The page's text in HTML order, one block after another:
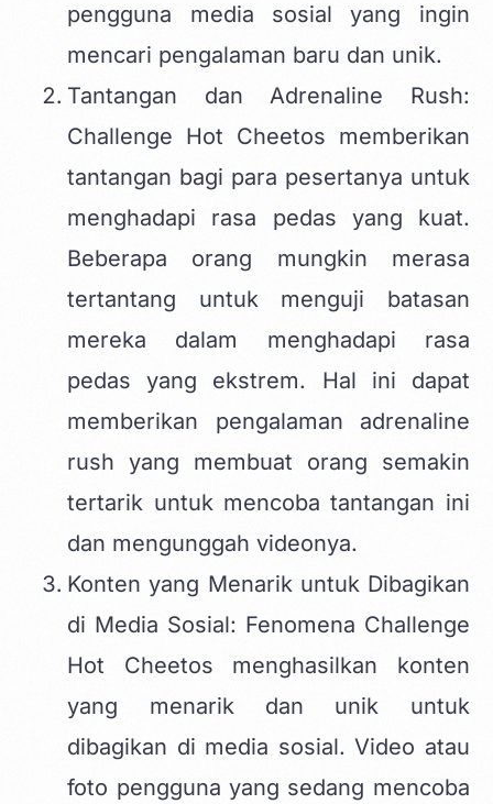
pengguna media sosial yang ingin
mencari pengalaman baru dan unik.
Tantangan dan Adrenaline Rush:
Challenge Hot Cheetos memberikan
tantangan bagi para pesertanya untuk
menghadapi rasa pedas yang kuat.
Beberapa orang mungkin merasa
tertantang untuk menguji batasan
mereka dalam menghadapi rasa
pedas yang ekstrem. Hal ini dapat
memberikan pengalaman adrenaline
rush yang membuat orang semakin
tertarik untuk mencoba tantangan ini
dan mengunggah videonya.
Konten yang Menarik untuk Dibagikan
di Media Sosial: Fenomena Challenge
Hot Cheetos menghasilkan konten
yang menarik dan unik untuk
dibagikan di media sosial. Video atau
foto pengguna yang sedang mencoba